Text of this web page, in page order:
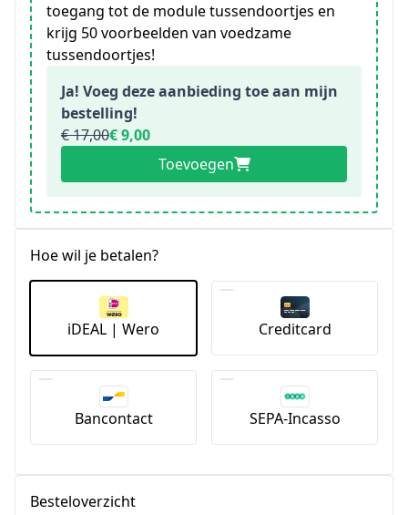
toegang tot de module tussendoortjes en
krijg 50 voorbeelden van voedzame
tussendoortjes!
Ja! Voeg deze aanbieding toe aan mijn
bestelling!
€ 17,00€ 9,00
Toevoegen
Hoe wil je betalen?
iDEAL | Wero Creditcard
Bancontact SEPA-Incasso
Besteloverzicht